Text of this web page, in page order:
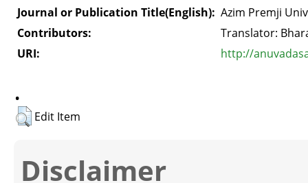
Journal or Publication Title(English): Azim Premji
Contributors:
Translator:
URI:
http://
.
Edit Item
Disclaimer